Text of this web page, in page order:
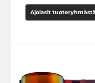
Ajolasit tuoteryhmästä